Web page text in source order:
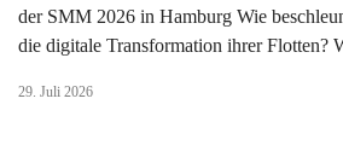
der SMM 2026 in Hamburg Wie
die digitale Transformation ihrer Flotten?
29. Juli 2026